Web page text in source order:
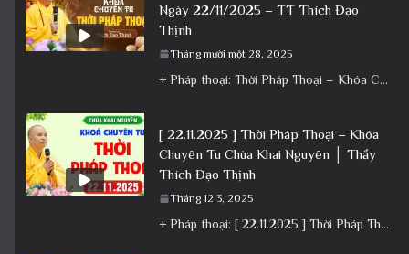
Ngày 22/11/2025 – TT Thích Đạo
Thịnh
Tháng mười một 28, 2025
+ Pháp thoại: Thời Pháp Thoại – Khóa Chuyên Tu Ngày 22/11/2025 – TT Thích Đạo Thịnh + Album: Pháp
[ 22.11.2025 ] Thời Pháp Thoại – Khóa
Chuyên Tu Chùa Khai Nguyên │ Thầy
Thích Đạo Thịnh
Tháng 12 3, 2025
+ Pháp thoại: [ 22.11.2025 ] Thời Pháp Thoại – Khóa Chuyên Tu Chùa Khai Nguyên │ Thầy Thích Đạo